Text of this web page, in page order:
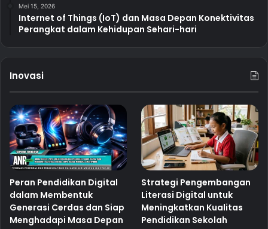
Mei 15, 2026
Internet of Things (IoT) dan Masa Depan Konektivitas
Perangkat dalam Kehidupan Sehari-hari
Inovasi
Peran Pendidikan Digital
dalam Membentuk
Generasi Cerdas dan Siap
Menghadapi Masa Depan
Strategi Pengembangan
Literasi Digital untuk
Meningkatkan Kualitas
Pendidikan Sekolah